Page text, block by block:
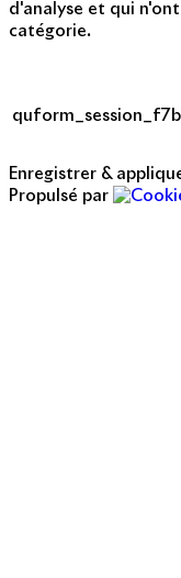
d'analyse et qui
catégorie.
Enregistrer &
Propulsé par